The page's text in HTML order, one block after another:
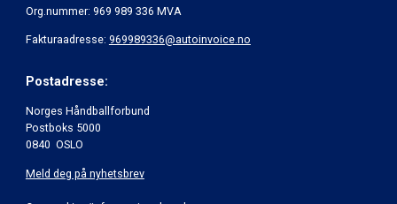
Org.nummer: 969 989 336 MVA
Fakturaadresse: 969989336@autoinvoice.no
Postadresse:
Norges Håndballforbund
Postboks 5000
0840 OSLO
Meld deg på nyhetsbrev